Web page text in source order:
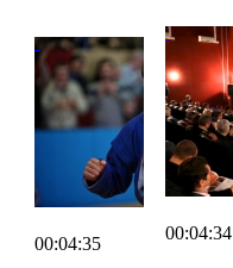
00:04:35
00:04:34